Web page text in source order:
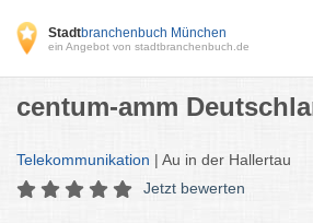
Stadtbranchenbuch München
ein Angebot von stadtbranchenbuch.de
centum-amm
Telekommunikation | Au in der Hallertau
Jetzt bewerten